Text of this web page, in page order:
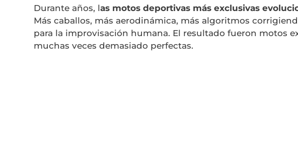
Durante años, las motos deportivas más exclusivas
Más caballos, más aerodinámica, más algoritmos
para la improvisación humana. El resultado fueron motos
muchas veces demasiado perfectas.